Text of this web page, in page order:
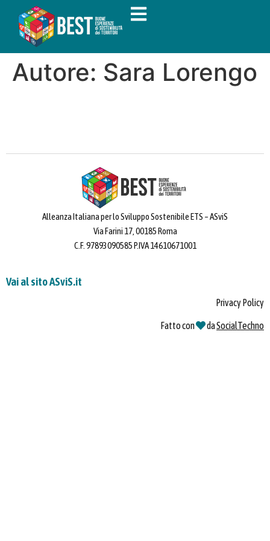
Autore: Sara Lorengo
Alleanza Italiana per lo Sviluppo Sostenibile ETS – ASviS
Via Farini 17, 00185 Roma
C.F. 97893090585 P.IVA 14610671001
Vai al sito ASviS.it
Privacy Policy
Fatto con daSocialTechno